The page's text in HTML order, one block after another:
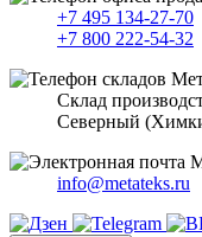
+7 495 134-27-70
+7 800 222-54-32
Склад
Северный
info@metateks.ru